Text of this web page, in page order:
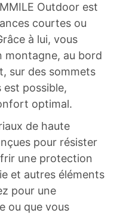
Outdoor est
courtes ou
à lui, vous
montagne, au bord
sur des sommets
est possible,
optimal.
de haute
pour résister
une protection
et autres éléments
pour une
ou que vous